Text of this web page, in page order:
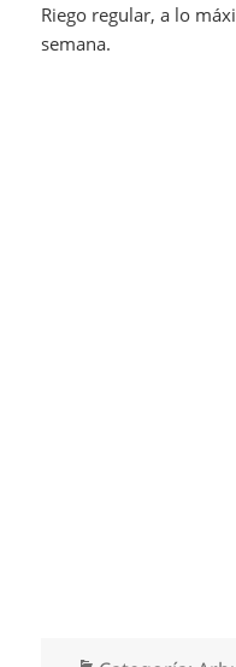
Riego regular, a lo
semana.